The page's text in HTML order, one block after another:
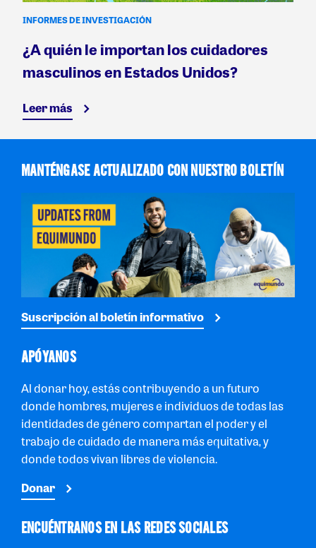
INFORMES DE INVESTIGACIÓN
¿A quién le importan los cuidadores
masculinos en Estados Unidos?
Leer más
MANTÉNGASE ACTUALIZADO CON NUESTRO BOLETÍN
Suscripción al boletín informativo
APÓYANOS
Al donar hoy, estás contribuyendo a un futuro
donde hombres, mujeres e individuos de todas las
identidades de género compartan el poder y el
trabajo de cuidado de manera más equitativa, y
donde todos vivan libres de violencia.
Donar
ENCUÉNTRANOS EN LAS REDES SOCIALES